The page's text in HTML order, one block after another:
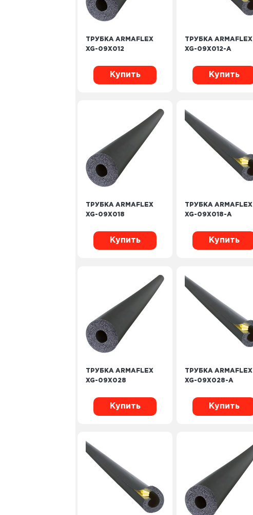
ТРУБКА ARMAFLEX
XG-09X012
Купить
ТРУБКА ARMAFLEX
XG-09X012-A
Купить
ТРУБКА ARMAFLEX
XG-09X018
Купить
ТРУБКА ARMAFLEX
XG-09X018-A
Купить
ТРУБКА ARMAFLEX
XG-09X028
Купить
ТРУБКА ARMAFLEX
XG-09X028-A
Купить